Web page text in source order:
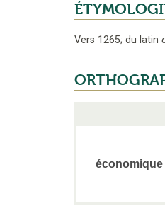
Vers 1265; du latin
économique